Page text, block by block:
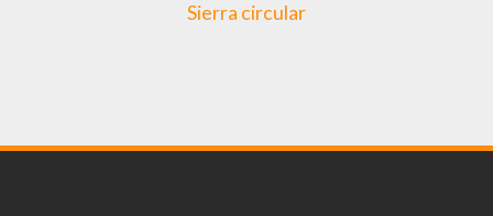
Sierra circular